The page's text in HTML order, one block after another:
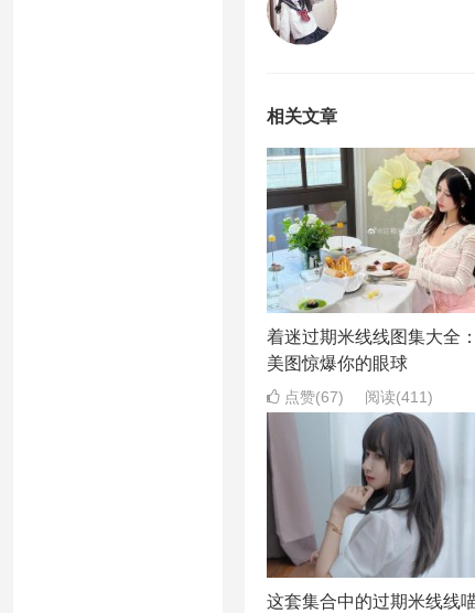
相关文章
着迷过期米线线图集大全
美图惊爆你的眼球
点赞(67) 阅读(411)
这套集合中的过期米线线